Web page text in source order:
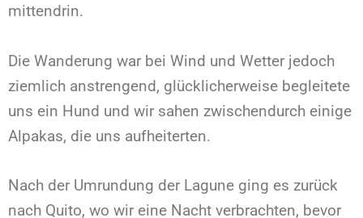
mittendrin.
Die Wanderung war bei Wind und Wetter jedoch
ziemlich anstrengend, glücklicherweise begleitete
uns ein Hund und wir sahen zwischendurch einige
Alpakas, die uns aufheiterten.
Nach der Umrundung der Lagune ging es zurück
nach Quito, wo wir eine Nacht verbrachten, bevor